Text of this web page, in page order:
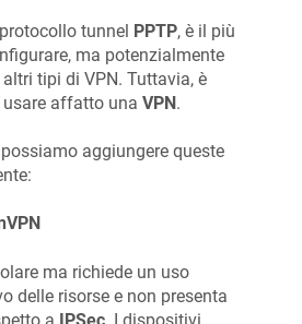
tunnel PPTP, è il più
ma potenzialmente
tipi di VPN. Tuttavia, è
affatto una VPN.
aggiungere queste
ma richiede un uso
delle risorse e non presenta